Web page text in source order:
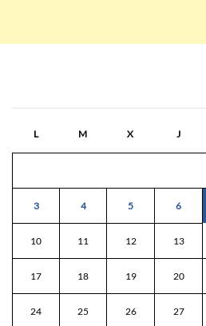
L M X J
3 4 5 6
10 11 12 13
17 18 19 20
24 25 26 27